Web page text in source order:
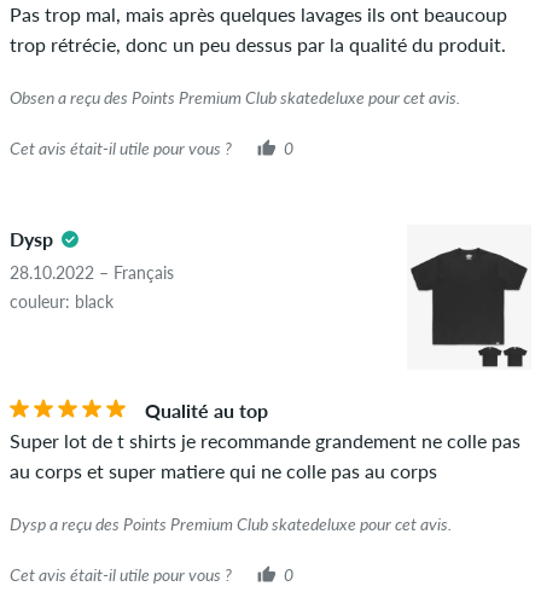
Pas trop mal, mais après quelques lavages ils ont beaucoup
trop rétrécie, donc un peu dessus par la qualité du produit.
Obsen a reçu des Points Premium Club skatedeluxe pour cet avis.
Cet avis était-il utile pour vous ? 0
Dysp
28.10.2022 – Français
couleur: black
Qualité au top
Super lot de t shirts je recommande grandement ne colle pas
au corps et super matiere qui ne colle pas au corps
Dysp a reçu des Points Premium Club skatedeluxe pour cet avis.
Cet avis était-il utile pour vous ? 0